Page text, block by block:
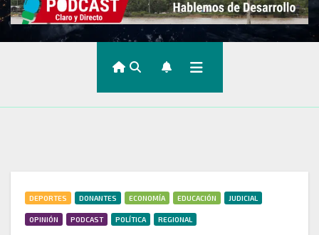
DEPORTES DONANTES ECONOMÍA EDUCACIÓN JUDICIAL
OPINIÓN PODCAST POLÍTICA REGIONAL